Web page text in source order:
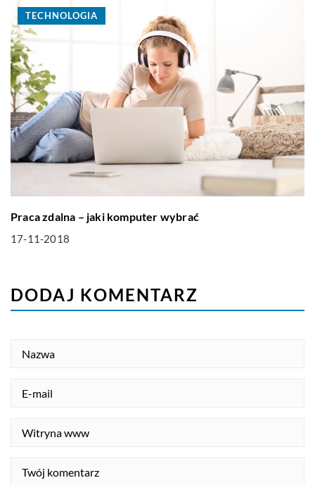
TECHNOLOGIA
Praca zdalna – jaki komputer wybrać
17-11-2018
DODAJ KOMENTARZ